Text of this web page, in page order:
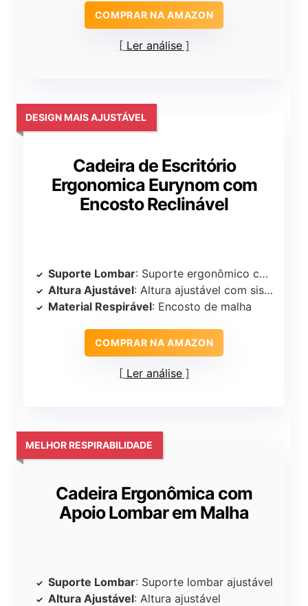
COMPRAR NA AMAZON
Ler análise
Cadeira de Escritório
Ergonomica Eurynom com
Encosto Reclinável
DESIGN MAIS AJUSTÁVEL
Suporte Lombar: Suporte ergonômico com ajuste lombar
Altura Ajustável: Altura ajustável com sistema de elevação a gás
Material Respirável: Encosto de malha
COMPRAR NA AMAZON
Ler análise
Cadeira Ergonômica com
Apoio Lombar em Malha
MELHOR RESPIRABILIDADE
Suporte Lombar: Suporte lombar ajustável
Altura Ajustável: Altura ajustável